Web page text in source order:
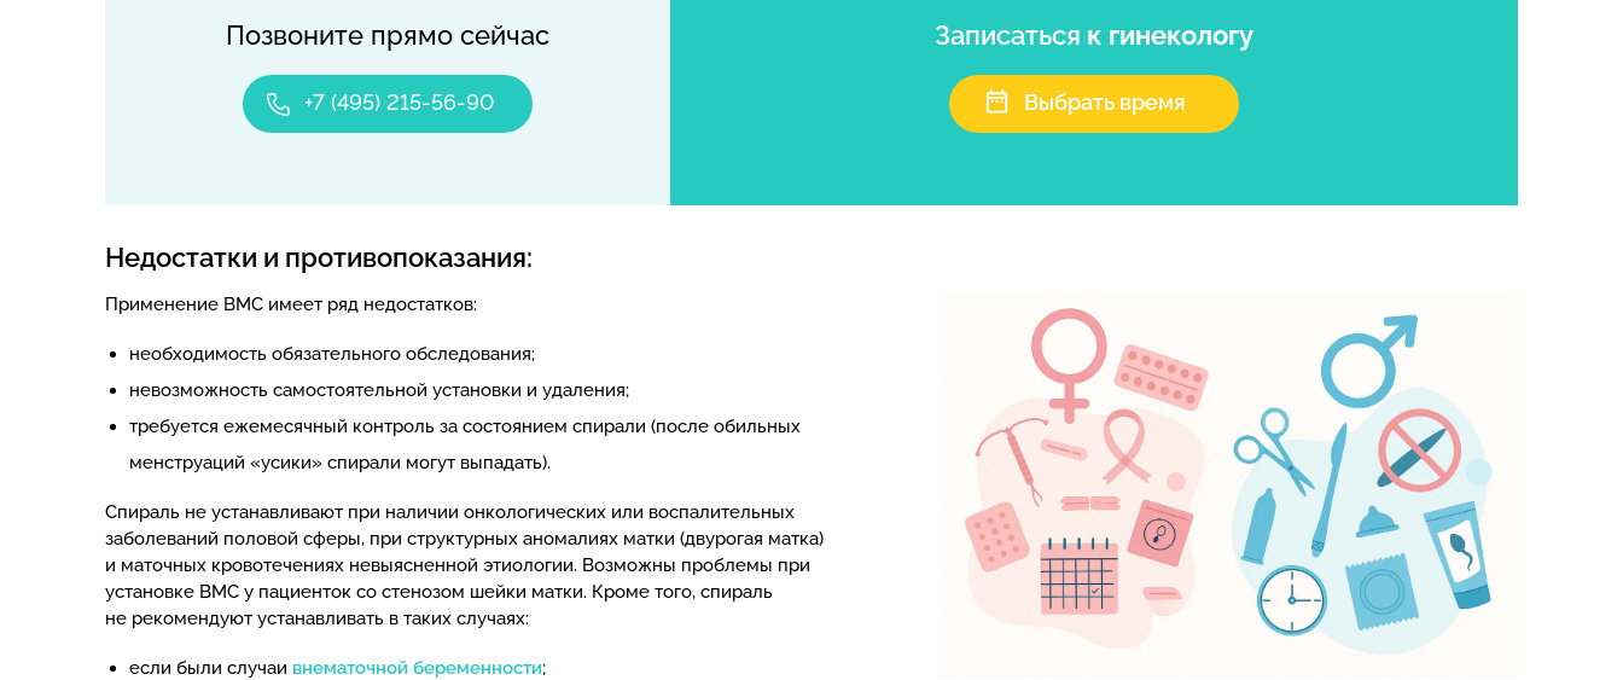
Позвоните прямо сейчас
+7 (495) 215-56-90
Записаться к гинекологу
Выбрать время
Недостатки и противопоказания:
Применение ВМС имеет ряд недостатков:
необходимость обязательного обследования;
невозможность самостоятельной установки и удаления;
требуется ежемесячный контроль за состоянием спирали (после обильных
менструаций «усики» спирали могут выпадать).
Спираль не устанавливают при наличии онкологических или воспалительных
заболеваний половой сферы, при структурных аномалиях матки (двурогая матка)
и маточных кровотечениях невыясненной этиологии. Возможны проблемы при
установке ВМС у пациенток со стенозом шейки матки. Кроме того, спираль
не рекомендуют устанавливать в таких случаях:
если были случаи внематочной беременности;